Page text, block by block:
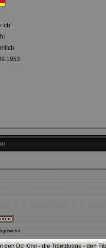
ich!
den Do Khyi - die Tibetdogge - den